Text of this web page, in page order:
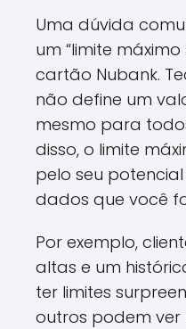
Uma dúvida
um “limite
cartão Nubank.
não define um
mesmo para
disso, o limite
pelo seu
dados que você
Por exemplo,
altas e um
ter limites
outros podem ver